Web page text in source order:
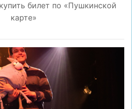
билет по «Пушкинской
карте»